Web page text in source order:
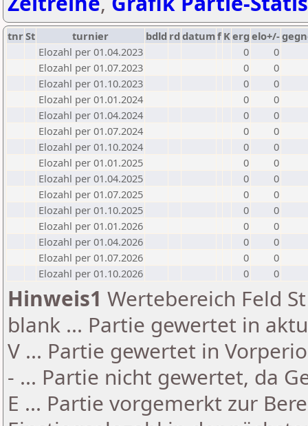
tnrSt turnier bdld rd datumf Kerg elo+/-
Elozahl per 01.04.2023
0
0
Elozahl per 01.07.2023
0
0
Elozahl per 01.10.2023
0
0
Elozahl per 01.01.2024
0
0
Elozahl per 01.04.2024
0
0
Elozahl per 01.07.2024
0
0
Elozahl per 01.10.2024
0
0
Elozahl per 01.01.2025
0
0
Elozahl per 01.04.2025
0
0
Elozahl per 01.07.2025
0
0
Elozahl per 01.10.2025
0
0
Elozahl per 01.01.2026
0
0
Elozahl per 01.04.2026
0
0
Elozahl per 01.07.2026
0
0
Elozahl per 01.10.2026
0 0
Hinweis1 Wertebereich Feld
blank ... Partie gewertet in
V ... Partie gewertet in
- ... Partie nicht gewertet, da
E ... Partie vorgemerkt zur